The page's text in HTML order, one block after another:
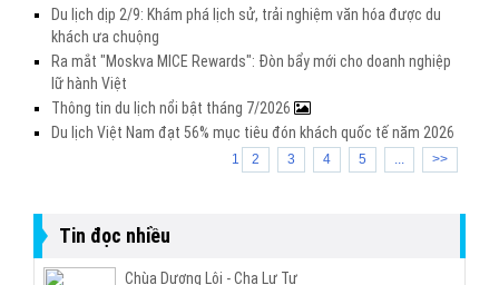
Du lịch dịp 2/9: Khám phá lịch sử, trải nghiệm văn hóa được du
khách ưa chuộng
Ra mắt "Moskva MICE Rewards": Đòn bẩy mới cho doanh nghiệp
lữ hành Việt
Thông tin du lịch nổi bật tháng 7/2026
Du lịch Việt Nam đạt 56% mục tiêu đón khách quốc tế năm 2026
1 2 3 4 5 ... >>
Tin đọc nhiều
Chùa Dương Lôi - Cha Lư Tự